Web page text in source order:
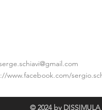
www.facebook.com/
© 2024 by DISSIMULA